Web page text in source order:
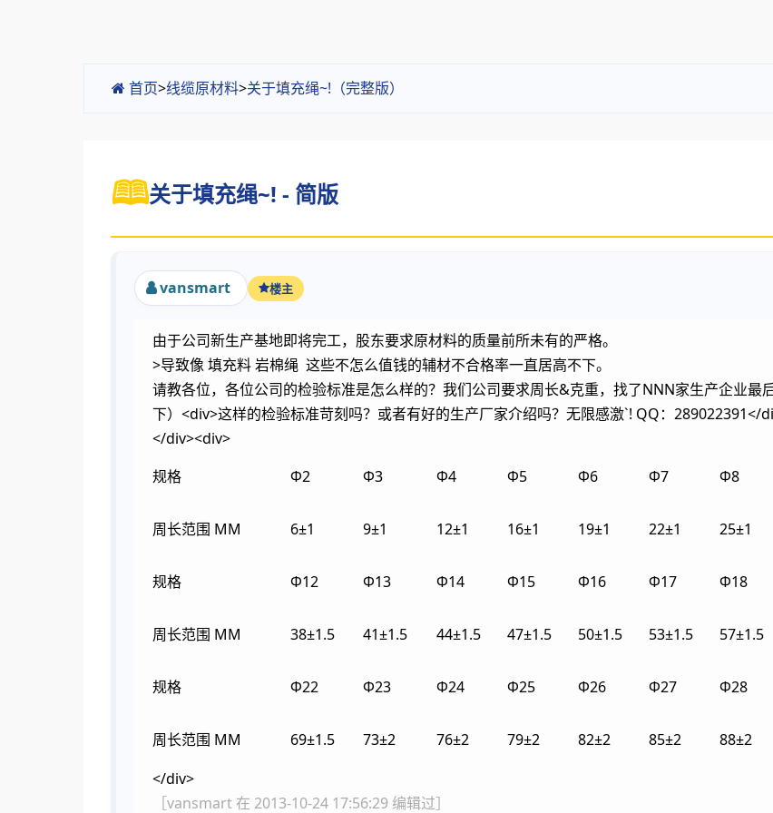
首页>线缆原材料>关于填充绳~!（完整版）
关于填充绳~! - 简版
vansmart 楼主
由于公司新生产基地即将完工，股东要求原材料的质量前所未有的严格。
>导致像 填充料 岩棉绳 这些不怎么值钱的辅材不合格率一直居高不下。
请教各位，各位公司的检验标准是怎么样的？我们公司要求周长&克重，找了NNN家生产企业最
下）<div>这样的检验标准苛刻吗？或者有好的生产厂家介绍吗？无限感激`! QQ：289022391</
</div><div>
规格
Ф2 Ф3 Ф4 Ф5 Ф6 Ф7 Ф8
周长范围 MM 6±1 9±1 12±1 16±1 19±1 22±1 25±1
规格 Ф12 Ф13 Ф14 Ф15 Ф16 Ф17 Ф18
周长范围 MM 38±1.5 41±1.5 44±1.5 47±1.5 50±1.5 53±1.5 57±1.5
规格 Ф22 Ф23 Ф24 Ф25 Ф26 Ф27 Ф28
周长范围 MM 69±1.5 73±2 76±2 79±2 82±2 85±2 88±2
</div>
［vansmart 在 2013-10-24 17:56:29 编辑过］